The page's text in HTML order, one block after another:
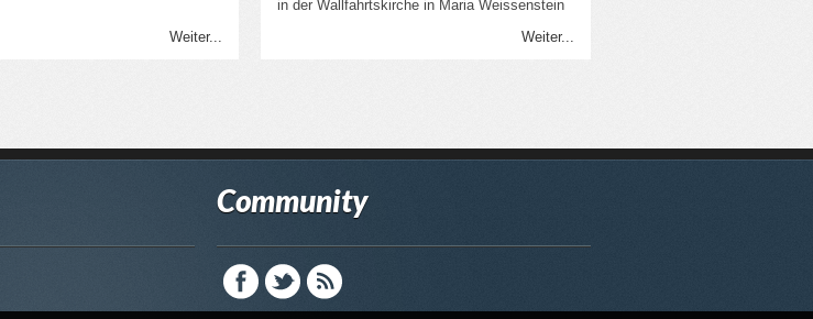
Weiter...
in der Wallfahrtskirche in Maria Weissenstein
Weiter...
Community